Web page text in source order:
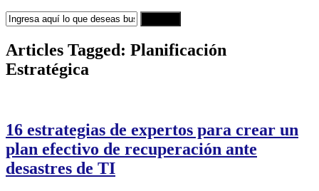
Articles Tagged: Planificación
Estratégica
16 estrategias de expertos para crear un
plan efectivo de recuperación ante
desastres de TI